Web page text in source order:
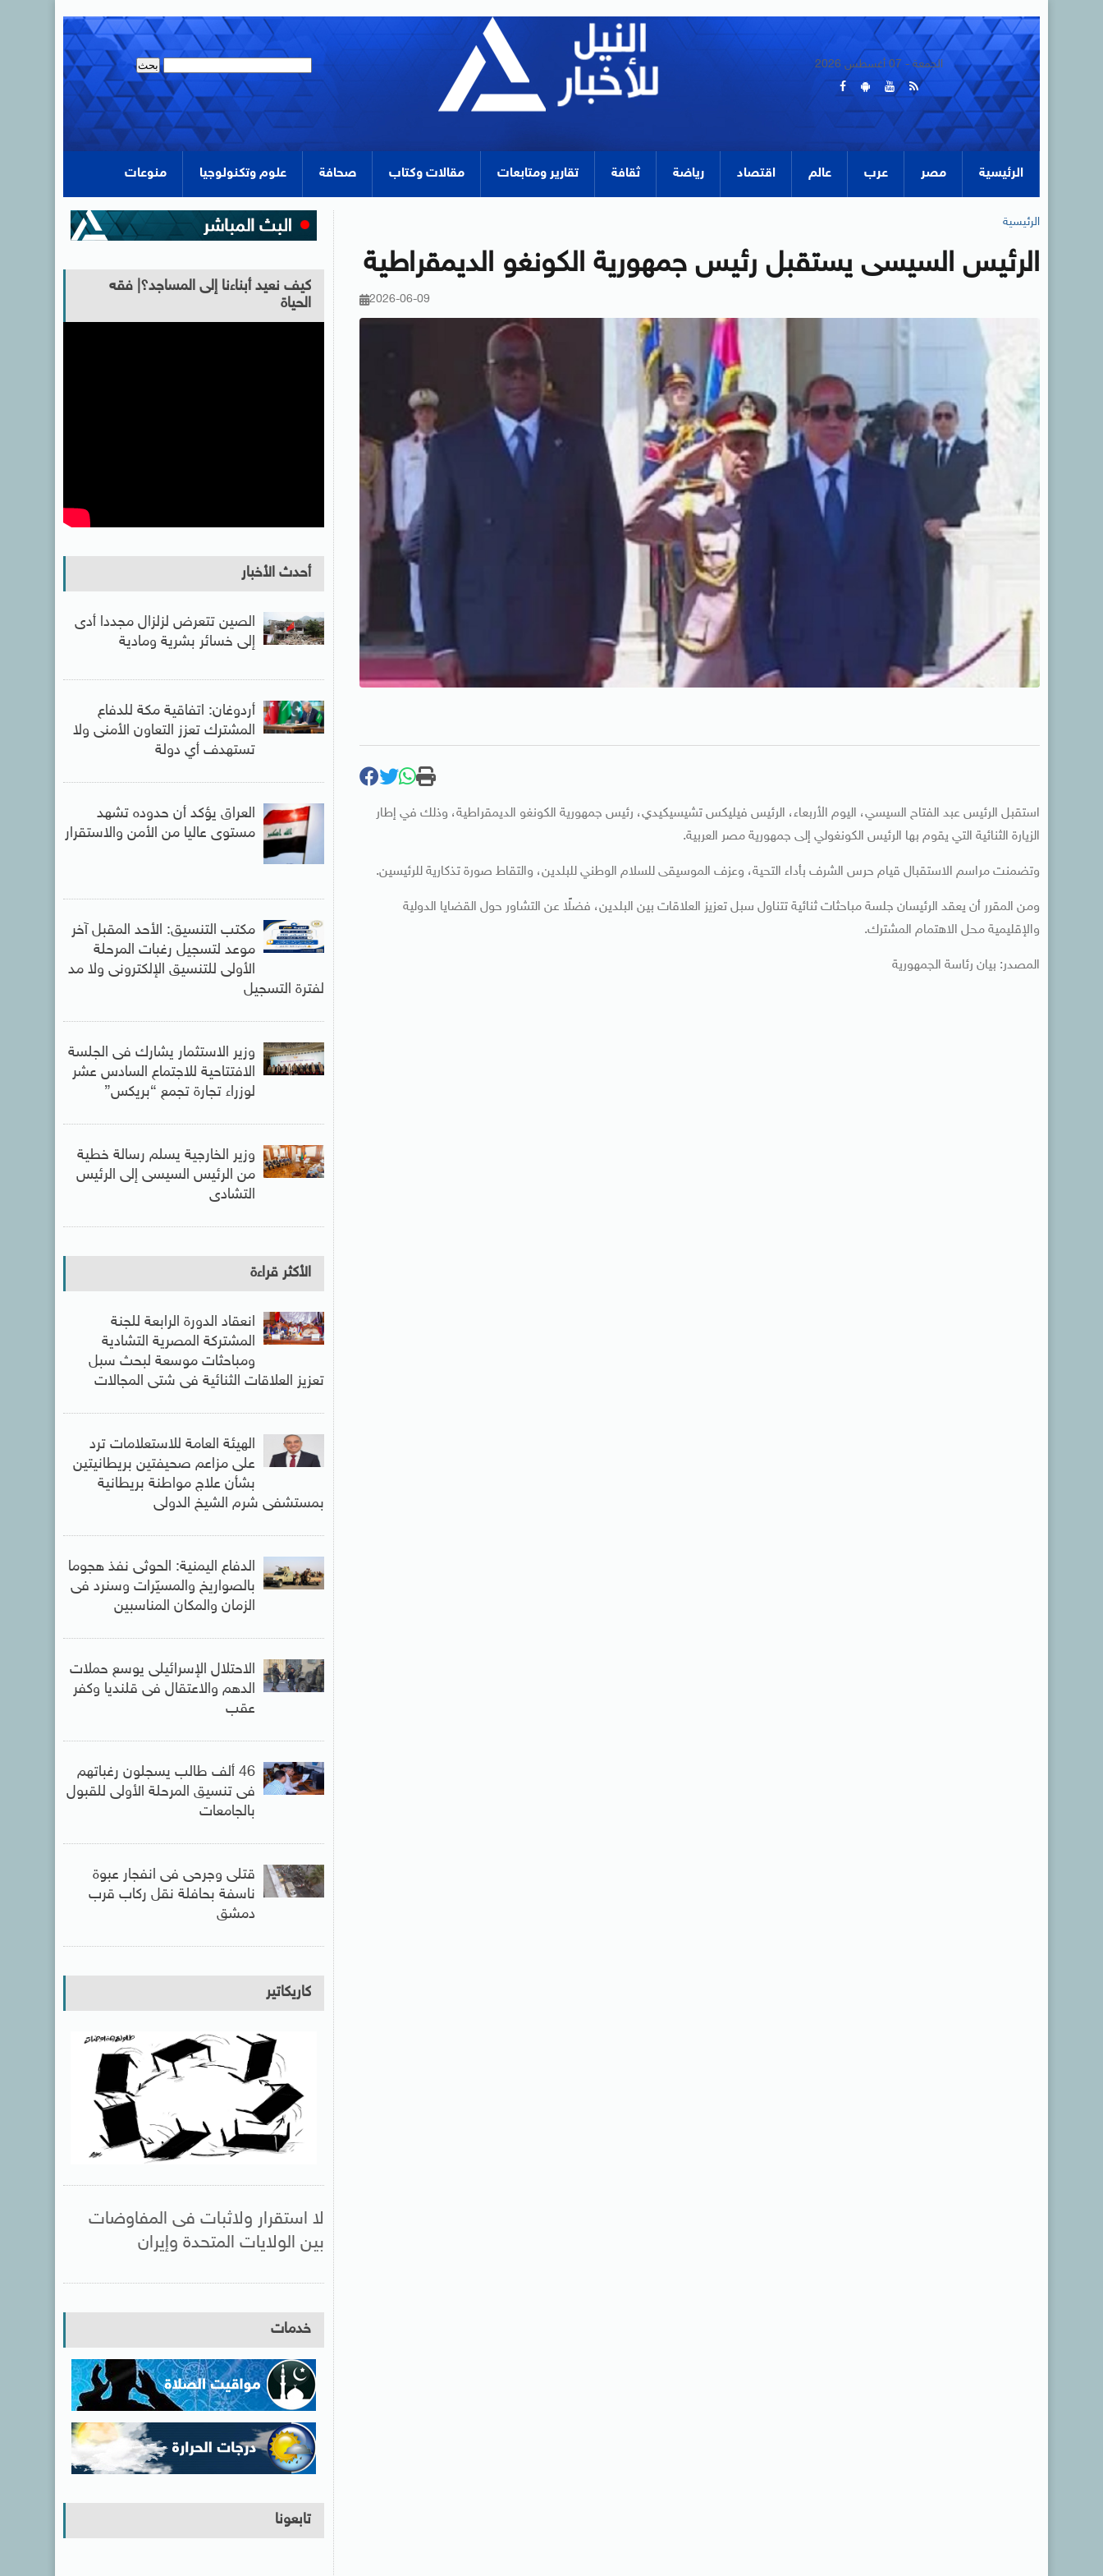
الجمعة - 07 أغسطس 2026
الرئيسية مصر عرب عالم اقتصاد رياضة ثقافة تقارير ومتابعات مقالات وكتاب صحافة علوم وتكنولوجيا منوعات
الرئيسية
الرئيس السيسى يستقبل رئيس جمهورية الكونغو الديمقراطية
2026-06-09
استقبل الرئيس عبد الفتاح السيسي، اليوم الأربعاء، الرئيس فيليكس تشيسيكيدي، رئيس جمهورية الكونغو الديمقراطية، وذلك في إطار
الزيارة الثنائية التي يقوم بها الرئيس الكونغولي إلى جمهورية مصر العربية.
وتضمنت مراسم الاستقبال قيام حرس الشرف بأداء التحية، وعزف الموسيقى للسلام الوطني للبلدين، والتقاط صورة تذكارية للرئيسين.
ومن المقرر أن يعقد الرئيسان جلسة مباحثات ثنائية تتناول سبل تعزيز العلاقات بين البلدين، فضلًا عن التشاور حول القضايا الدولية
والإقليمية محل الاهتمام المشترك.
المصدر: بيان رئاسة الجمهورية
كيف نعيد أبناءنا إلى المساجد؟| فقه
الحياة
أحدث الأخبار
الصين تتعرض لزلزال مجددا أدى
إلى خسائر بشرية ومادية
أردوغان: اتفاقية مكة للدفاع
المشترك تعزز التعاون الأمنى ولا
تستهدف أي دولة
العراق يؤكد أن حدوده تشهد
مستوى عاليا من الأمن والاستقرار
مكتب التنسيق: الأحد المقبل آخر
موعد لتسجيل رغبات المرحلة
الأولى للتنسيق الإلكترونى ولا مد
لفترة التسجيل
وزير الاستثمار يشارك فى الجلسة
الافتتاحية للاجتماع السادس عشر
لوزراء تجارة تجمع “بريكس”
وزير الخارجية يسلم رسالة خطية
من الرئيس السيسى إلى الرئيس
التشادى
الأكثر قراءة
انعقاد الدورة الرابعة للجنة
المشتركة المصرية التشادية
ومباحثات موسعة لبحث سبل
تعزيز العلاقات الثنائية فى شتى المجالات
الهيئة العامة للاستعلامات ترد
على مزاعم صحيفتين بريطانيتين
بشأن علاج مواطنة بريطانية
بمستشفى شرم الشيخ الدولى
الدفاع اليمنية: الحوثى نفذ هجوما
بالصواريخ والمسيّرات وسنرد فى
الزمان والمكان المناسبين
الاحتلال الإسرائيلى يوسع حملات
الدهم والاعتقال فى قلنديا وكفر
عقب
46 ألف طالب يسجلون رغباتهم
فى تنسيق المرحلة الأولى للقبول
بالجامعات
قتلى وجرحى فى انفجار عبوة
ناسفة بحافلة نقل ركاب قرب
دمشق
كاريكاتير
لا استقرار ولاثبات فى المفاوضات
بين الولايات المتحدة وإيران
خدمات
تابعونا